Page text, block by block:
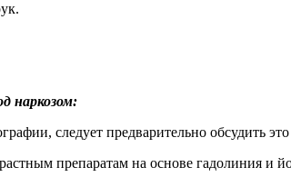
наркозом:
следует предварительно обсудить
препаратам на основе гадолиния и